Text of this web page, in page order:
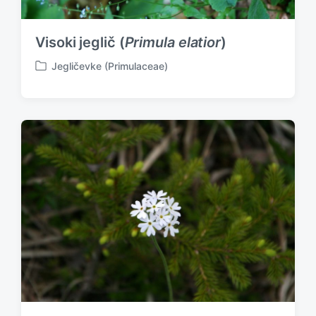
Visoki jeglič (Primula elatior)
P
t
d
n
Jegličevke (Primulaceae)